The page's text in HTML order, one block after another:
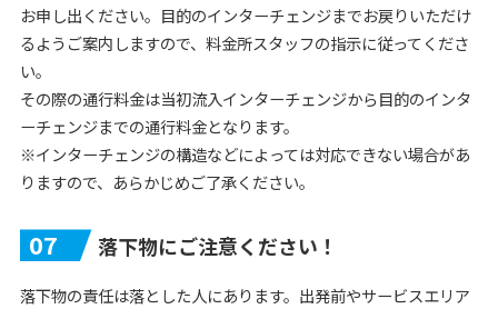
お申し出ください。目的のインターチェンジまでお戻りいただけ
るようご案内しますので、料金所スタッフの指示に従ってくださ
い。
その際の通行料金は当初流入インターチェンジから目的のインタ
ーチェンジまでの通行料金となります。
※インターチェンジの構造などによっては対応できない場合があ
りますので、あらかじめご了承ください。
07 落下物にご注意ください！
落下物の責任は落とした人にあります。出発前やサービスエリア